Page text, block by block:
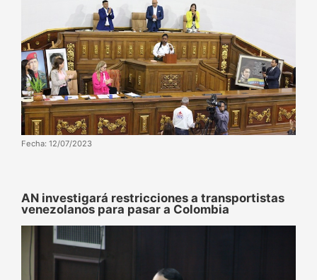
Fecha: 12/07/2023
AN investigará restricciones a transportistas
venezolanos para pasar a Colombia